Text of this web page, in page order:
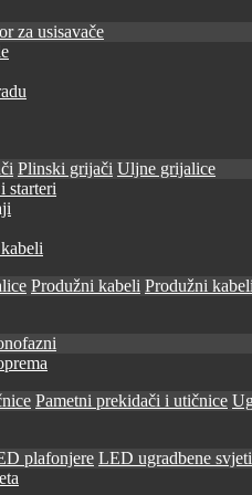
za usisavače
Plinski grijači Uljne grijalice
starteri
Produžni kabeli Produžni
Pametni prekidači i utičnice
plafonjere LED ugradbene